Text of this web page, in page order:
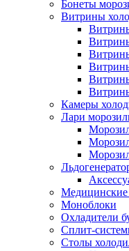
Бонеты
Витрины
Камеры
Лари
Медицинские
Моноблоки
Охладители
Сплит-
Столы